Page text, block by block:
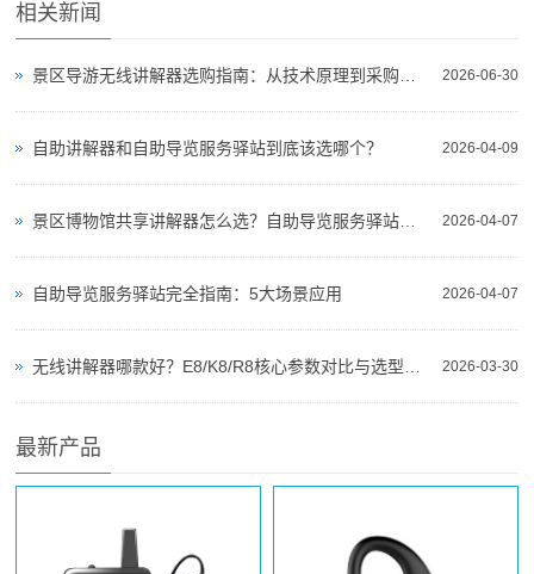
相关新闻
2026-06-30
景区导游无线讲解器选购指南：从技术原理到采购决策
2026-04-09
自助讲解器和自助导览服务驿站到底该选哪个？
2026-04-07
景区博物馆共享讲解器怎么选？自助导览服务驿站部署全攻略（2026版）
2026-04-07
自助导览服务驿站完全指南：5大场景应用
2026-03-30
无线讲解器哪款好？E8/K8/R8核心参数对比与选型指南
最新产品